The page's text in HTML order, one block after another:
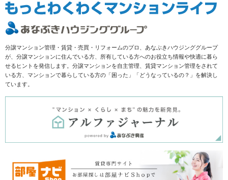
分譲マンション管理・賃貸・売買・リフォームのプロ、あなぶきハウジンググループ
が、分譲マンションに住んでいる方、所有している方へのお役立ち情報や快適に暮ら
せるヒントを発信します。分譲マンションを自主管理、賃貸マンション管理をされて
いる方、マンションで暮らしている方の「困った」「どうなっているの？」を解決し
ています。